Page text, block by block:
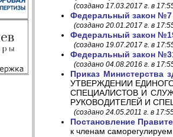
(создано 17.03.2017 г. в
Федеральный закон №7
(создано 20.01.2017 г. в
Федеральный закон
(создано 19.07.2017 г. в
Федеральный закон
(создано 04.08.2016 г. в
Приказ Министерства
УТВЕРЖДЕНИИ
СПЕЦИАЛИСТОВ И
РУКОВОДИТЕЛЕЙ И
(создано 24.05.2011 г. в
Постановление
к членам